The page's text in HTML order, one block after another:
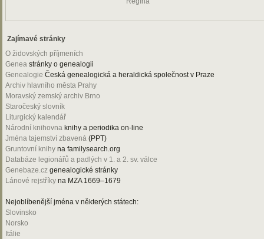
Zajímavé stránky
O židovských příjmeních
Genea stránky o genealogii
Genealogie Česká genealogická a heraldická společnost v Praze
Archiv hlavního města Prahy
Moravský zemský archiv Brno
Staročeský slovník
Liturgický kalendář
Národní knihovna knihy a periodika on-line
Jména tajemství zbavená (PPT)
Gruntovní knihy na familysearch.org
Databáze legionářů a padlých v 1. a 2. sv. válce
Genebaze.cz genealogické stránky
Lánové rejstříky na MZA 1669–1679
Nejoblíbenější jména v některých státech:
Slovinsko
Norsko
Itálie